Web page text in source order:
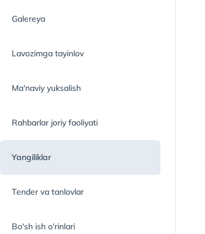
Galereya
Lavozimga tayinlov
Ma'naviy yuksalish
Rahbarlar joriy faoliyati
Yangiliklar
Tender va tanlovlar
Bo'sh ish o'rinlari